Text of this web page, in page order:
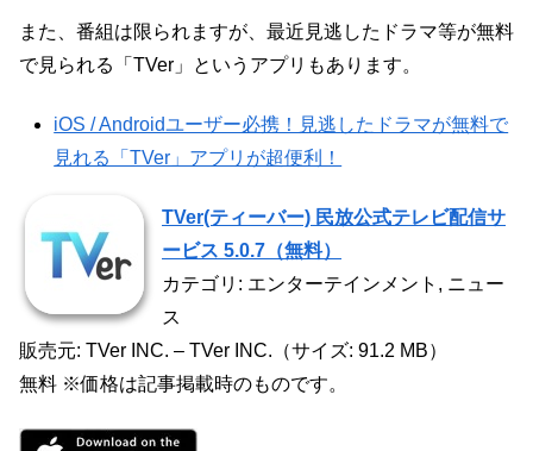
また、番組は限られますが、最近見逃したドラマ等が無料
で見られる「TVer」というアプリもあります。
iOS / Androidユーザー必携！見逃したドラマが無料で
見れる「TVer」アプリが超便利！
TVer(ティーバー) 民放公式テレビ配信サ
ービス 5.0.7（無料）
カテゴリ: エンターテインメント, ニュー
ス
販売元: TVer INC. – TVer INC.（サイズ: 91.2 MB）
無料 ※価格は記事掲載時のものです。